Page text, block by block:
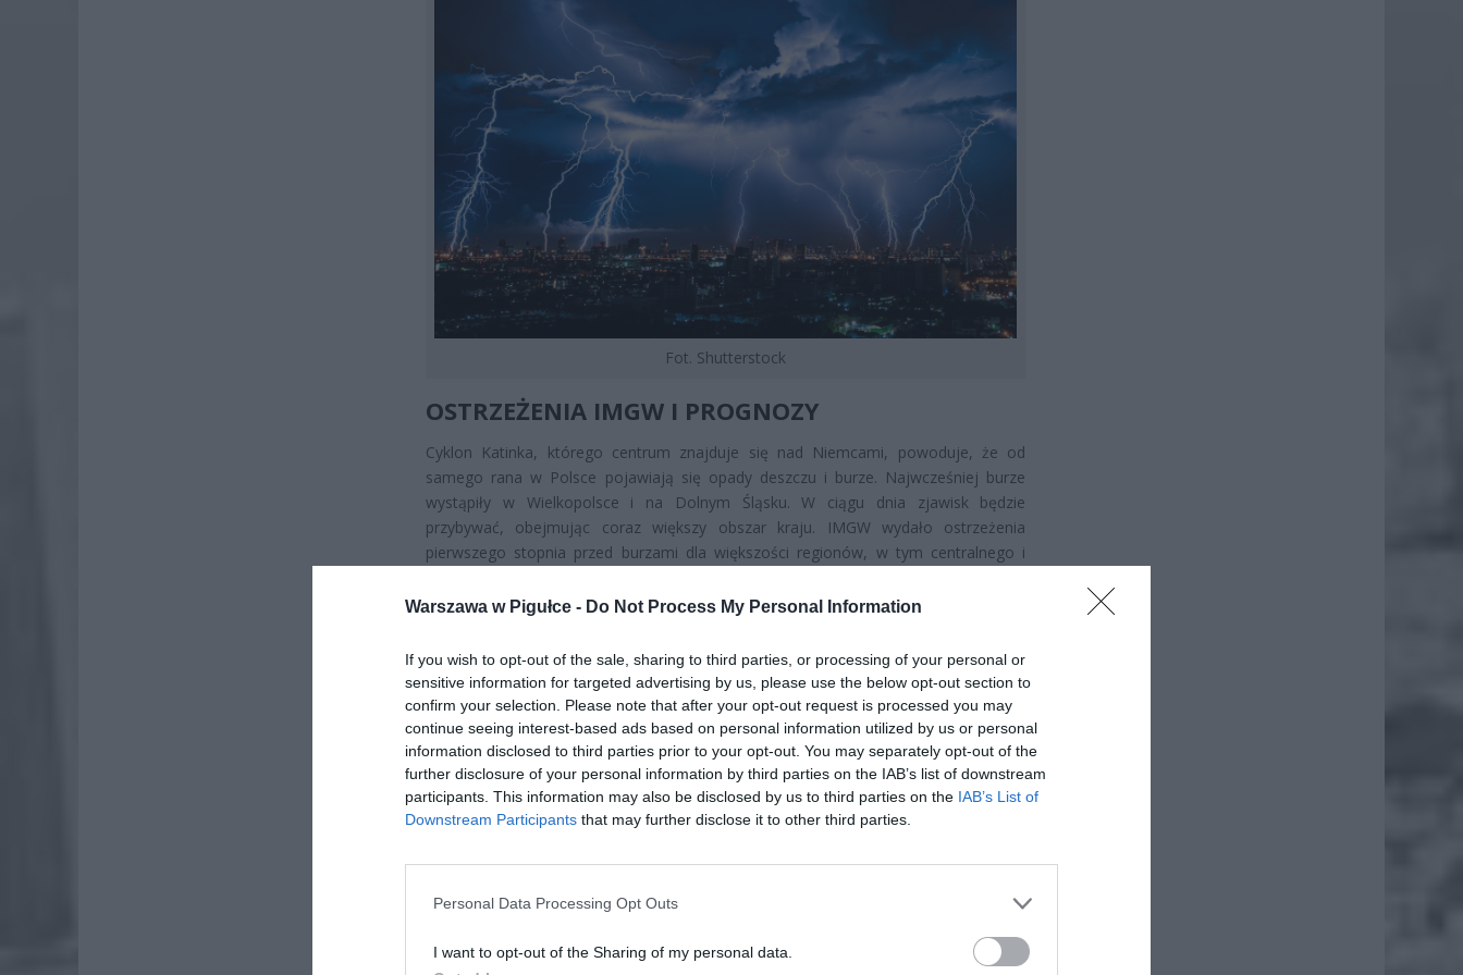
Warszawa w Pigułce - Do Not Process My Personal Information
If you wish to opt-out of the sale, sharing to third parties, or processing of your personal or
sensitive information for targeted advertising by us, please use the below opt-out section to
confirm your selection. Please note that after your opt-out request is processed you may
continue seeing interest-based ads based on personal information utilized by us or personal
information disclosed to third parties prior to your opt-out. You may separately opt-out of the
further disclosure of your personal information by third parties on the IAB’s list of downstream
participants. This information may also be disclosed by us to third parties on the IAB’s List of
Downstream Participants that may further disclose it to other third parties.
Personal Data Processing Opt Outs
I want to opt-out of the Sharing of my personal data.
Fot. Shutterstock
OSTRZEŻENIA IMGW I PROGNOZY
Cyklon Katinka, którego centrum znajduje się nad Niemcami, powoduje, że od
samego rana w Polsce pojawiają się opady deszczu i burze. Najwcześniej burze
wystąpiły w Wielkopolsce i na Dolnym Śląsku. W ciągu dnia zjawisk będzie
przybywać, obejmując coraz większy obszar kraju. IMGW wydało ostrzeżenia
pierwszego stopnia przed burzami dla większości regionów, w tym centralnego i
ad